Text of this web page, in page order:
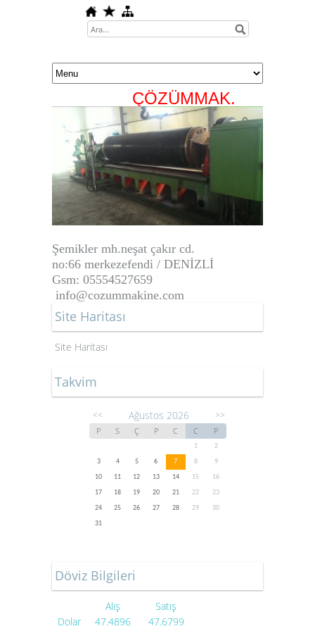
ÇÖZÜMMAK.
Şemikler mh.neşat çakır cd.
no:66 merkezefendi / DENİZLİ
Gsm: 05554527659
info@cozummakine.com
Site Haritası
Site Haritası
Takvim
<< Ağustos 2026 >>
P S Ç P C C P
1
2
3
4 5 6 7 8
9
10
11 12 13 14 15
16
17
18 19 20 21 22
23
24
25 26 27 28 29
30
31
Döviz Bilgileri
Alış
Satış
Dolar
47.4896
47.6799